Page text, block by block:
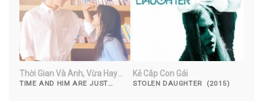
Thời Gian Và Anh, Vừa Hay
Đúng Lúc
TIME AND HIM ARE JUST
Kẻ Cắp Con Gái
STOLEN DAUGHTER (2015)